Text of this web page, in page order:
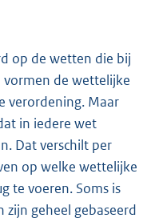
op de wetten die bij
vormen de wettelijke
verordening. Maar
in iedere wet
Dat verschilt per
op welke wettelijke
te voeren. Soms is
geheel gebaseerd